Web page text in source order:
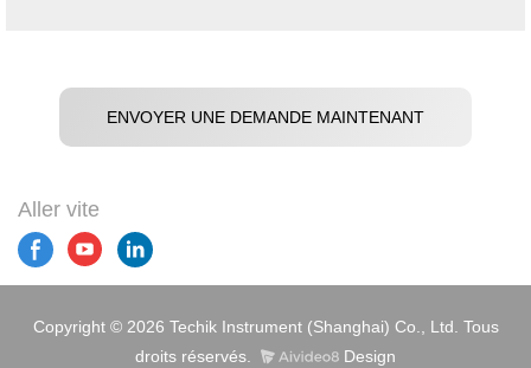
ENVOYER UNE DEMANDE MAINTENANT
Aller vite
Copyright © 2026 Techik Instrument (Shanghai) Co., Ltd. Tous
droits réservés.
Design